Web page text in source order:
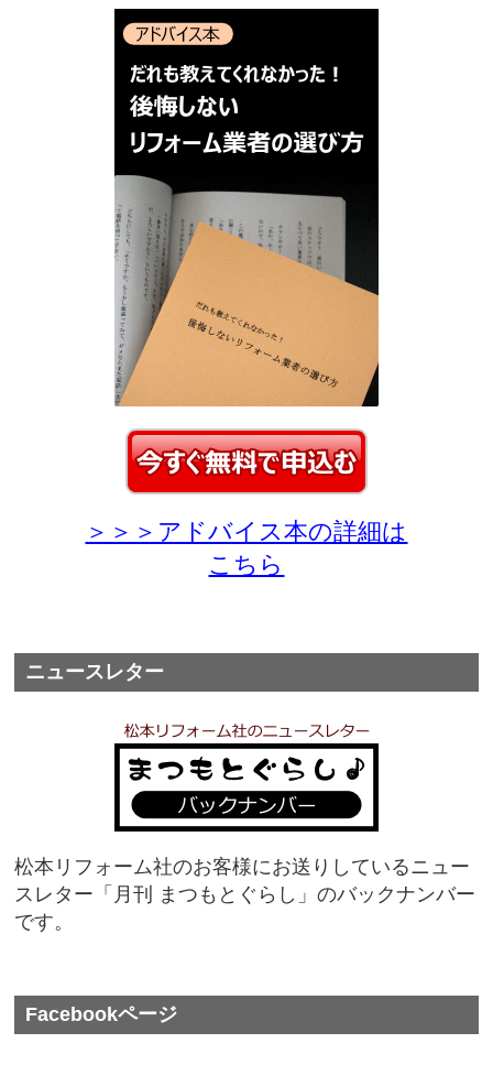
＞＞＞アドバイス本の詳細は
こちら
ニュースレター
松本リフォーム社のお客様にお送りしているニュー
スレター「月刊 まつもとぐらし」のバックナンバー
です。
Facebookページ